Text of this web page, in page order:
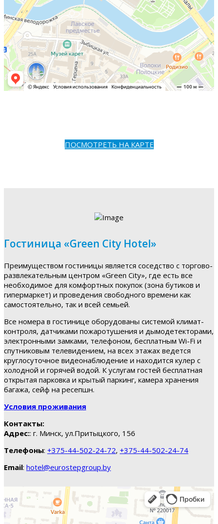
ПОСМОТРЕТЬ НА КАРТЕ
Гостиница «Green City Hotel»
Преимуществом гостиницы является соседство с торгово-
развлекательным центром «Green City», где есть все
необходимое для комфортных покупок (зона бутиков и
гипермаркет) и проведения свободного времени как
самостоятельно, так и всей семьей.
Все номера в гостинице оборудованы системой климат-
контроля, датчиками пожаротушения и дымодетекторами,
электронными замками, телефоном, бесплатным Wi-Fi и
спутниковым телевидением, на всех этажах ведется
круглосуточное видеонаблюдение и находится кулер с
холодной и горячей водой. К услугам гостей бесплатная
открытая парковка и крытый паркинг, камера хранения
багажа, сейф на ресепшн.
Условия проживания
Контакты:
Адрес:: г. Минск, ул.Притыцкого, 156
Телефоны: +375-44-502-24-72, +375-44-502-24-74
Email: hotel@eurostepgroup.by